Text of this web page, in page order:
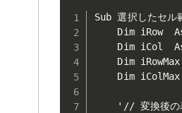
Sub 選択したセル
Dim iRow
Dim iCol
Dim
Dim
'// 変換後の